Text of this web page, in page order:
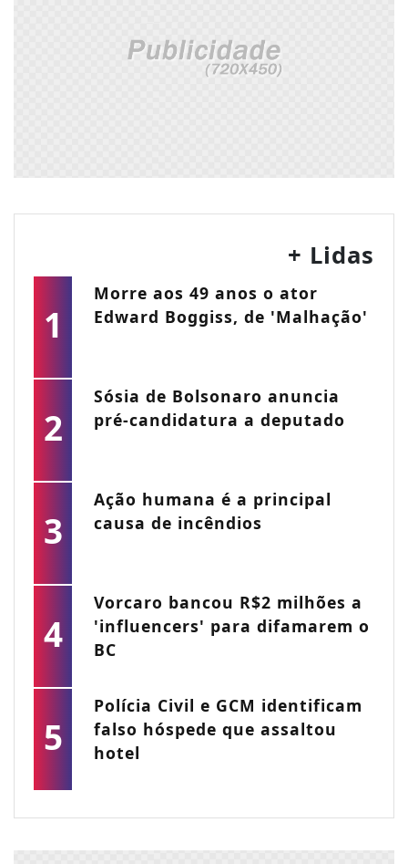
+ Lidas
1
Morre aos 49 anos o ator
Edward Boggiss, de 'Malhação'
2
Sósia de Bolsonaro anuncia
pré-candidatura a deputado
3
Ação humana é a principal
causa de incêndios
4
Vorcaro bancou R$2 milhões a
'influencers' para difamarem o
BC
5
Polícia Civil e GCM identificam
falso hóspede que assaltou
hotel